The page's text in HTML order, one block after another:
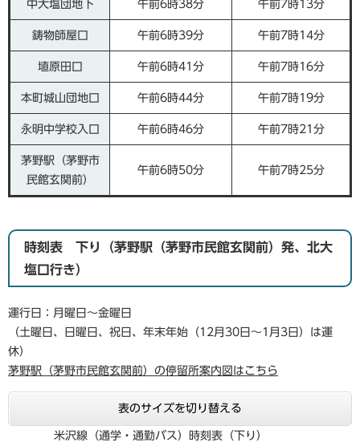
中大塩団地下 午前6時38分 午前7時13分
鋳物師屋口 午前6時39分 午前7時14分
埴原田口 午前6時41分 午前7時16分
本町城山団地口 午前6時44分 午前7時19分
永明中学校入口 午前6時46分 午前7時21分
茅野駅（茅野市
民館玄関前）
午前6時50分 午前7時25分
時刻表 下り（茅野駅（茅野市民館玄関前）発、北大
塩口行き）
運行日：月曜日～金曜日
（土曜日、日曜日、祝日、年末年始（12月30日～1月3日）は運
休）
茅野駅（茅野市民館玄関前）の停留所案内図はこちら
表のサイズを切り替える
米沢線（通学・通勤バス）時刻表（下り）